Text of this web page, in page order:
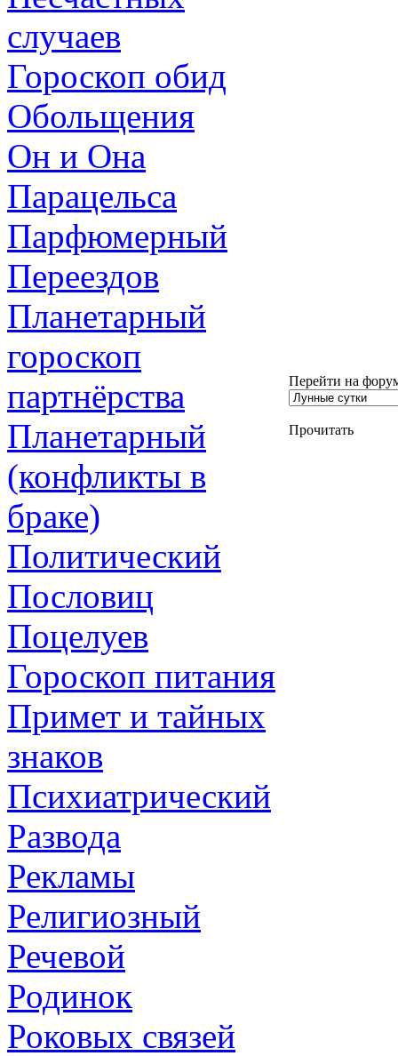
случаев
Гороскоп обид
Обольщения
Он и Она
Парацельса
Парфюмерный
Переездов
Планетарный
гороскоп
партнёрства
Планетарный
(конфликты в
браке)
Политический
Пословиц
Поцелуев
Гороскоп питания
Примет и тайных
знаков
Психиатрический
Развода
Рекламы
Религиозный
Речевой
Родинок
Роковых связей
Перейти на
Прочитать